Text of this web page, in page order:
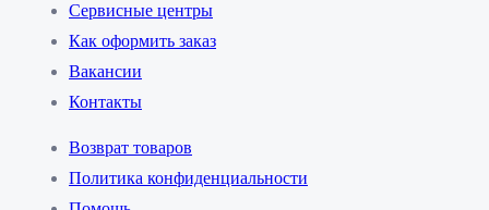
Сервисные центры
Как оформить заказ
Вакансии
Контакты
Возврат товаров
Политика конфиденциальности